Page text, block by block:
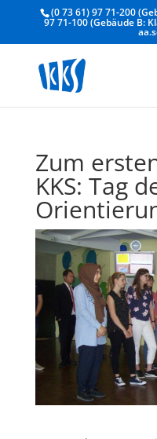
(0 73 61) 97 71-200
97 71-100 (Gebäude B:
Zum
KKS: Tag